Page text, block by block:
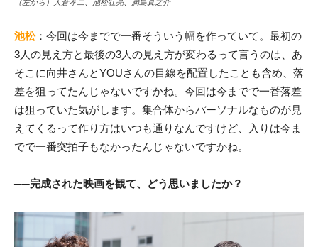
（左から）大倉孝二、池松壮亮、満島真之介
池松：今回は今までで一番そういう幅を作っていて。最初の
3人の見え方と最後の3人の見え方が変わるって言うのは、あ
そこに向井さんとYOUさんの目線を配置したことも含め、落
差を狙ってたんじゃないですかね。今回は今までで一番落差
は狙っていた気がします。集合体からパーソナルなものが見
えてくるって作り方はいつも通りなんですけど、入りは今ま
でで一番突拍子もなかったんじゃないですかね。
──完成された映画を観て、どう思いましたか？